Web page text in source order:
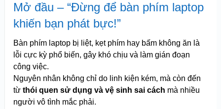
Mở đầu – “Đừng để bàn phím laptop
khiến bạn phát bực!”
Bàn phím laptop bị liệt, kẹt phím hay bấm không ăn là
lỗi cực kỳ phổ biến, gây khó chịu và làm gián đoạn
công việc.
Nguyên nhân không chỉ do linh kiện kém, mà còn đến
từ thói quen sử dụng và vệ sinh sai cách mà nhiều
người vô tình mắc phải.